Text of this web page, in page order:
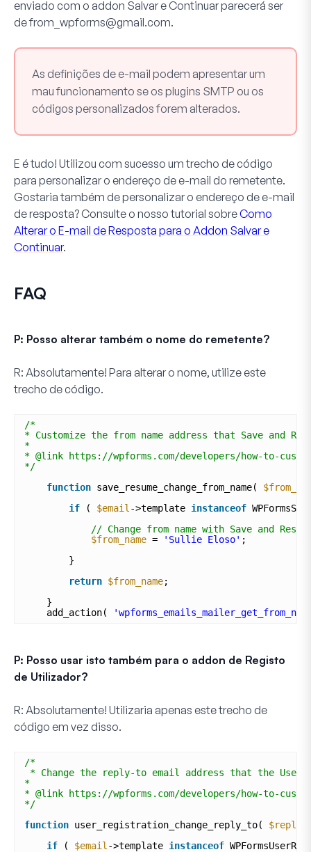
enviado com o addon Salvar e Continuarparecerá ser
defrom_wpforms@gmail.com.
As definições de e-mail podem apresentar um
mau funcionamento se os plugins SMTP ou os
códigos personalizados forem alterados.
E é tudo! Utilizou com sucesso um trecho de código
para personalizar o endereço de e-mail do remetente.
Gostaria também de personalizar o endereço de e-mail
deresposta? Consulte o nosso tutorial sobreComo
Alterar o E-mail de Resposta para o Addon Salvar e
Continuar.
FAQ
P: Posso alterar também o nome do remetente?
R: Absolutamente! Para alterar o nome, utilize este
trecho de código.
/*
* Customize the from name address that Save and
*
* @link https://wpforms.com/developers/how-to-
*/
function save_resume_change_from_name(
if
( $email ->template instanceof
// Change from name with Save and
$from_name = 'Sullie Eloso' ;
}
return $from_name;
}
add_action(
P: Posso usar isto também para o addon de Registo
de Utilizador?
R: Absolutamente! Utilizaria apenas este trecho de
código em vez disso.
/*
* Change the reply-to email address that the User
*
* @link https://wpforms.com/developers/how-to-
*/
function user_registration_change_reply_to(
if
( $email ->template instanceof